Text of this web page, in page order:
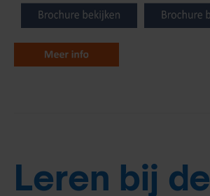
Leren bij de